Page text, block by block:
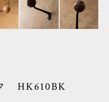
HK610BK